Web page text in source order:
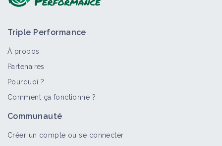
Triple Performance
À propos
Partenaires
Pourquoi ?
Comment ça fonctionne ?
Communauté
Créer un compte ou se connecter